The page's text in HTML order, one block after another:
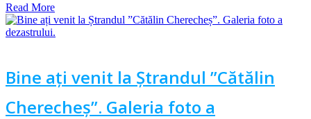
Read More
Bine ați venit la Ștrandul ”Cătălin
Cherecheș”. Galeria foto a